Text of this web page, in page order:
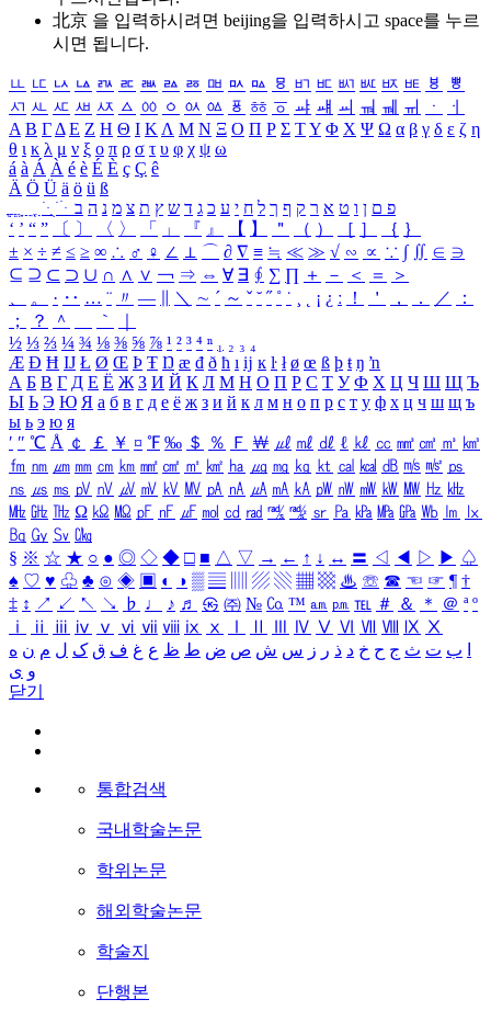
北京 을 입력하시려면 beijing을 입력하시고 space를 누르
시면 됩니다.
ㅥ ㅦ ㅧ ㅨ ㅩ ㅪ ㅫ ㅬ ㅭ ㅮ ㅯ ㅰ ㅱ ㅲ ㅳ ㅴ ㅵ ㅶ ㅷ ㅸ
ㅹ
ㅺ ㅻ ㅼ ㅽ ㅾ ㅿ ㆀ ㆁ ㆂ ㆃ ㆄ ㆅ ㆆ ㆇ ㆈ ㆉ ㆊ ㆋ ㆌ ㆍ
ㆎ
Α Β ΓΔ Ε Ζ Η Θ Ι ΚΛ Μ Ν Ξ Ο Π Ρ Σ ΤΥ Φ Χ Ψ Ω α β γ δ ε ζ η
θ ι κ λ μ ν ξ ο π ρ σ τ υ φ χ ψ ω
á à Á À é è É È ç Ç ê
Ä Ö Ü ä ö ü ß
ִֶֹ ֻּ ׁׂ פ ם ן ו ט א ר ק ף ך ל ח י ע כ ג ד ש ץ ת צ מ נ ה ב
‘ ’ “ ” 〔 〕 〈 〉 「 」 『 』 【 】 ＂ （ ） ［ ］ ｛ ｝
± × ÷ ≠ ≤ ≥ ∞ ∴ ♂ ♀ ∠ ⊥ ⌒ ∂ ∇ ≡ ≒ ≪ ≫ √ ∽ ∝ ∵ ∫ ∬ ∈ ∋
⊆ ⊇ ⊂ ⊃ ∪ ∩ ∧ ∨ ￢ ⇒ ⇔ ∀ ∃ ∮ ∑ ∏ ＋ － ＜ ＝
＞
、
。 · ‥ … ¨ 〃 ― ＼ ∼ ´ ～ ˇ ˘ ˝ ˚ ˙ ¸ ¡ ¿ ː ！ ＇ ， ． ／
：
；
？ ＾ ｀
½ ⅓ ⅔ ¼ ¾ ⅛ ⅜ ⅝ ⅞ ¹ ² ³ ⁴ ⁿ ₁ ₂ ₃ ₄
Æ Ð Ħ Ĳ Ł Ø Œ Þ Ŧ Ŋ æ đ ð ħ ı ĳ ĸ ŀ ł ø œ ß þ ŧ ŋ ŉ
А Б В Г Д Е Ё Ж З И Й К Л М Н О П Р С Т У Ф Х Ц Ч Ш Щ Ъ
Ы Ь Э Ю Я а б в г д е ё ж з и й к л м н о п р с т у ф х ц ч ш щ ъ
ы ь э ю я
′ ″ ℃ Å ￠ ￡ ￥ ¤ ℉ ‰ ＄ ％ Ｆ ￦ ㎕ ㎖ ㎗ ℓ ㎘ ㏄ ㎣ ㎤ ㎥ ㎦
㎙ ㎚ ㎛ ㎜ ㎝ ㎞ ㎟ ㎠ ㎡ ㎢ ㏊ ㎍ ㎎ ㎏ ㏏ ㎈ ㎉ ㏈ ㎧ ㎨ ㎰
㎱ ㎲ ㎳ ㎴ ㎵ ㎶ ㎷ ㎸ ㎹ ㎀ ㎁ ㎂ ㎃ ㎄ ㎺ ㎻ ㎽ ㎾ ㎿ ㎐ ㎑
㎒ ㎓ ㎔ Ω ㏀ ㏁ ㎊ ㎋ ㎌ ㏖ ㏅ ㎭ ㎮ ㎯ ㏛ ㎩ ㎪ ㎫ ㎬ ㏝ ㏐
㏓
㏃ ㏉ ㏜ ㏆
§ ※ ☆ ★ ○ ● ◎ ◇ ◆ □ ■ △ ▽ → ← ↑ ↓ ↔ 〓 ◁ ◀ ▷ ▶ ♤
♠ ♡ ♥ ♧ ♣ ⊙ ◈ ▣ ◐ ◑ ▒ ▤ ▨ ▧ ▦ ▩ ♨ ☏ ☎ ☜ ☞ ¶ †
‡ ↕ ↗ ↙ ↖ ↘ ♭ ♩ ♪ ♬ ㉿ ㈜ № ㏇ ™ ㏂ ㏘ ℡ ＃ ＆ ＊ ＠ ª º
ⅰ
ⅱ ⅲ ⅳ ⅴ ⅵ ⅶ ⅷ ⅸ ⅹ Ⅳ Ⅴ Ⅵ Ⅶ Ⅷ Ⅸ Ⅹ
ب ت ث ج ح خ د ذ ر ز س ش ص ض ط ظ ع غ ف ق ک ل م ن ه
و ی
닫기
통합검색
국내학술논문
학위논문
해외학술논문
학술지
단행본